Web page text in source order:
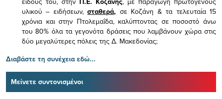
υλικού – ειδήσεων,σταθερά, σε Κοζάνη & τα τελευταία 15
χρόνια και στην Πτολεμαΐδα, καλύπτοντας σε ποσοστό άνω
του 80% όλα τα γεγονότα δράσεις που λαμβάνουν χώρα στις
δύο μεγαλύτερες πόλεις της Δ. Μακεδονίας;
Διαβάστε τη συνέχεια εδώ...
Μείνετε συντονισμένοι